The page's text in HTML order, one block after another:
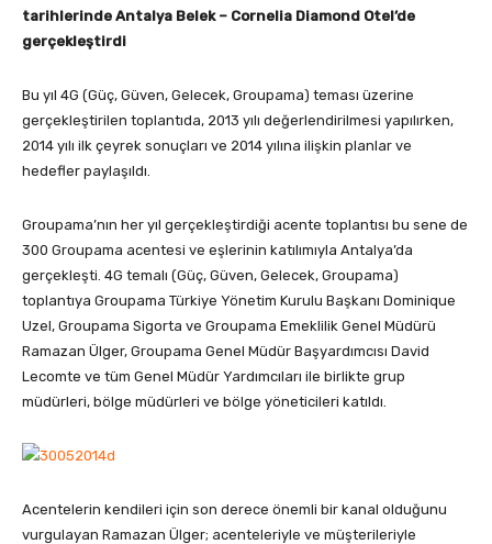
tarihlerinde Antalya Belek – Cornelia Diamond Otel’de
gerçekleştirdi
Bu yıl 4G (Güç, Güven, Gelecek, Groupama) teması üzerine
gerçekleştirilen toplantıda, 2013 yılı değerlendirilmesi yapılırken,
2014 yılı ilk çeyrek sonuçları ve 2014 yılına ilişkin planlar ve
hedefler paylaşıldı.
Groupama’nın her yıl gerçekleştirdiği acente toplantısı bu sene de
300 Groupama acentesi ve eşlerinin katılımıyla Antalya’da
gerçekleşti. 4G temalı (Güç, Güven, Gelecek, Groupama)
toplantıya Groupama Türkiye Yönetim Kurulu Başkanı Dominique
Uzel, Groupama Sigorta ve Groupama Emeklilik Genel Müdürü
Ramazan Ülger, Groupama Genel Müdür Başyardımcısı David
Lecomte ve tüm Genel Müdür Yardımcıları ile birlikte grup
müdürleri, bölge müdürleri ve bölge yöneticileri katıldı.
Acentelerin kendileri için son derece önemli bir kanal olduğunu
vurgulayan Ramazan Ülger; acenteleriyle ve müşterileriyle